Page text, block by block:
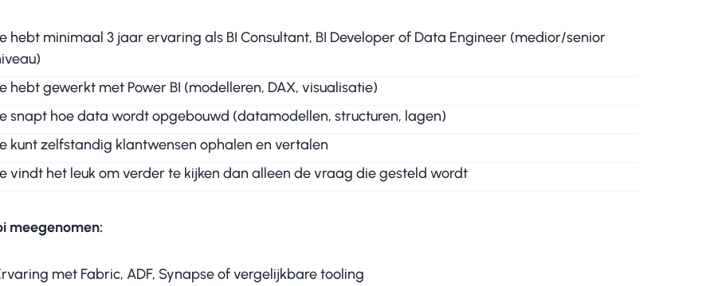
hebt minimaal 3 jaar ervaring als BI Consultant, BI Developer of Data Engineer (medior/senior
hebt gewerkt met Power BI (modelleren, DAX, visualisatie)
snapt hoe data wordt opgebouwd (datamodellen, structuren, lagen)
kunt zelfstandig klantwensen ophalen en vertalen
vindt het leuk om verder te kijken dan alleen de vraag die gesteld wordt
meegenomen:
met Fabric, ADF, Synapse of vergelijkbare tooling